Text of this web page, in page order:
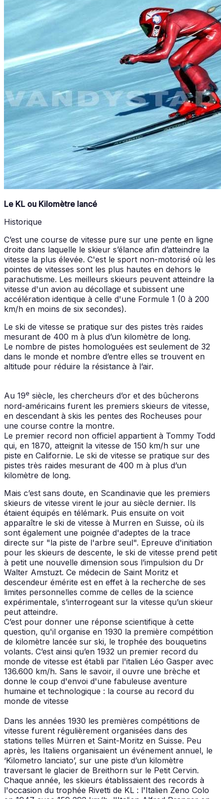
Le KL ou Kilomètre lancé
Historique
C’est une course de vitesse pure sur une pente en ligne
droite dans laquelle le skieur s’élance afin d’atteindre la
vitesse la plus élevée. C'est le sport non-motorisé où les
pointes de vitesses sont les plus hautes en dehors le
parachutisme. Les meilleurs skieurs peuvent atteindre la
vitesse d'un avion au décollage et subissent une
accélération identique à celle d'une Formule 1 (0 à 200
km/h en moins de six secondes).
Le ski de vitesse se pratique sur des pistes très raides
mesurant de 400 m à plus d’un kilomètre de long.
Le nombre de pistes homologuées est seulement de 32
dans le monde et nombre d’entre elles se trouvent en
altitude pour réduire la résistance à l’air.
Au 19e siècle, les chercheurs d’or et des bûcherons
nord-américains furent les premiers skieurs de vitesse,
en descendant à skis les pentes des Rocheuses pour
une course contre la montre.
Le premier record non officiel appartient à Tommy Todd
qui, en 1870, atteignit la vitesse de 150 km/h sur une
piste en Californie. Le ski de vitesse se pratique sur des
pistes très raides mesurant de 400 m à plus d’un
kilomètre de long.
Mais c’est sans doute, en Scandinavie que les premiers
skieurs de vitesse virent le jour au siècle dernier. Ils
étaient équipés en télémark. Puis ensuite on voit
apparaître le ski de vitesse à Murren en Suisse, où ils
sont également une poignée d'adeptes de la trace
directe sur "la piste de l'arbre seul". Epreuve d'initiation
pour les skieurs de descente, le ski de vitesse prend petit
à petit une nouvelle dimension sous l’impulsion du Dr
Walter Amstuzt. Ce médecin de Saint Moritz et
descendeur émérite est en effet à la recherche de ses
limites personnelles comme de celles de la science
expérimentale, s’interrogeant sur la vitesse qu’un skieur
peut atteindre.
C’est pour donner une réponse scientifique à cette
question, qu'il organise en 1930 la première compétition
de kilomètre lancée sur ski, le trophée des bouquetins
volants. C’est ainsi qu’en 1932 un premier record du
monde de vitesse est établi par l'italien Léo Gasper avec
136.600 km/h. Sans le savoir, il ouvre une brèche et
donne le coup d'envoi d'une fabuleuse aventure
humaine et technologique : la course au record du
monde de vitesse
Dans les années 1930 les premières compétitions de
vitesse furent régulièrement organisées dans des
stations telles Mürren et Saint-Moritz en Suisse. Peu
après, les Italiens organisaient un événement annuel, le
‘Kilometro lanciato’, sur une piste d’un kilomètre
traversant le glacier de Breithorn sur le Petit Cervin.
Chaque année, les skieurs établissaient des records à
l'occasion du trophée Rivetti de KL : l'Italien Zeno Colo